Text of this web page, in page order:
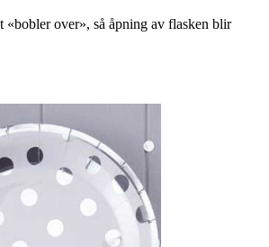
«bobler over», så åpning av flasken blir